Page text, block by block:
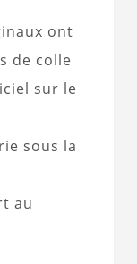
ont
de colle
sur le
sous la
au